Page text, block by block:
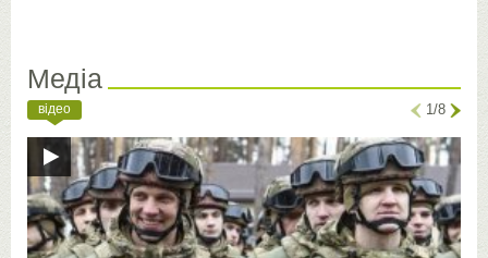
Медіа
відео 1/8